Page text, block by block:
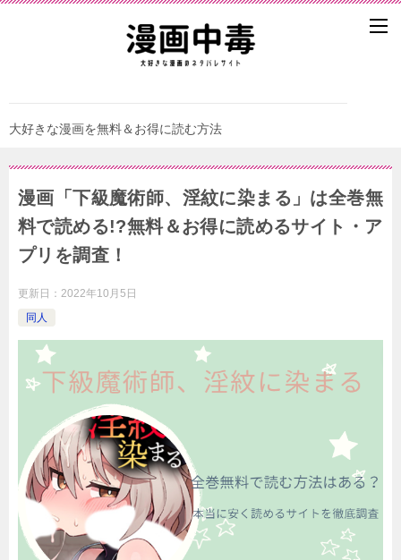
大好きな漫画を無料＆お得に読む方法
漫画「下級魔術師、淫紋に染まる」は全巻無
料で読める!?無料＆お得に読めるサイト・ア
プリを調査！
更新日： 2022年10月5日
同人